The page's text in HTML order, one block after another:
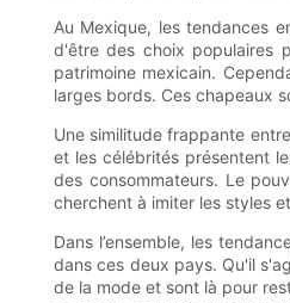
Au Mexique, les tendances
d'être des choix populaires
patrimoine mexicain.
larges bords. Ces chapeaux
Une similitude frappante
et les célébrités présentent
des consommateurs. Le
cherchent à imiter les styles
Dans l’ensemble, les
dans ces deux pays. Qu'il
de la mode et sont là pour